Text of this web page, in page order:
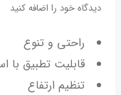
دیدگاه خود را اضافه کنید
راحتی و تنوع
قابلیت تطبیق با
تنظیم ارتفاع